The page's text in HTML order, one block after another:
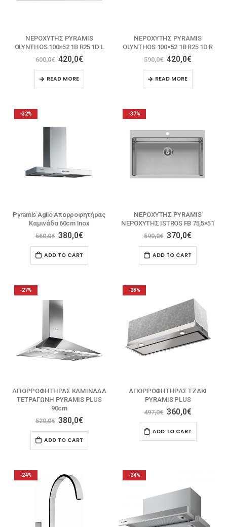
ΝΕΡΟΧΥΤΗΣ PYRAMIS
OLYNTHOS 100×52 1B R25 1D L
600,0€ 420,0€
READ MORE
ΝΕΡΟΧΥΤΗΣ PYRAMIS
OLYNTHOS 100×52 1B R25 1D R
590,0€ 420,0€
READ MORE
-32%
Pyramis Agilo Απορροφητήρας
Καμινάδα 60cm Inox
560,0€ 380,0€
ADD TO CART
-37%
ΝΕΡΟΧΥΤΗΣ PYRAMIS
ΝΕΡΟΧΥΤΗΣ ISTROS FB 75,5×51
590,0€ 370,0€
ADD TO CART
-27%
ΑΠΟΡΡΟΦΗΤΗΡΑΣ ΚΑΜΙΝΑΔΑ
ΤΕΤΡΑΓΩΝΗ PYRAMIS PLUS
90cm
520,0€ 380,0€
ADD TO CART
-28%
ΑΠΟΡΡΟΦΗΤΗΡΑΣ ΤΖΑΚΙ
PYRAMIS PLUS
497,0€ 360,0€
ADD TO CART
-24% -24%